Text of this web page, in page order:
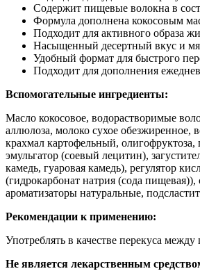
Содержит пищевые волокна в
Формула дополнена кокосовым
Подходит для активного образа
Насыщенный десертный вкус и
Удобный формат для быстрого
Подходит для дополнения
Вспомогательные ингредиенты:
Масло кокосовое, водорастворимые
аллюлоза, молоко сухое обезжиренное,
крахмал картофельный, олигофруктоза,
эмульгатор (соевый лецитин),
камедь, гуаровая камедь), регулятор
(гидрокарбонат натрия (сода пищевая)),
ароматизаторы натуральные,
Рекомендации к применению:
Употреблять в качестве перекуса
Не является лекарственным